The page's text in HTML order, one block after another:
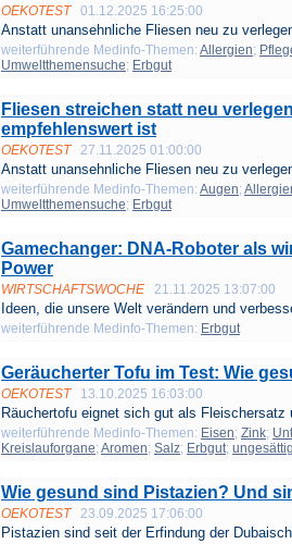
OEKOTEST 01.12.2025 16:25:00
Anstatt unansehnliche Fliesen neu zu
weiterführende Medinfo-Themen: Allergien;
Umweltthemensuche; Erbgut
Fliesen streichen statt neu
empfehlenswert ist
OEKOTEST 27.11.2025 01:00:00
Anstatt unansehnliche Fliesen neu zu
weiterführende Medinfo-Themen: Augen;
Umweltthemensuche; Erbgut
Gamechanger: DNA-Roboter als
Power
WIRTSCHAFTSWOCHE 21.11.2025 13:07:00
Ideen, die unsere Welt verändern und
weiterführende Medinfo-Themen: Erbgut
Geräucherter Tofu im Test: Wie
OEKOTEST 13.10.2025 16:03:00
Räuchertofu eignet sich gut als Fleischersatz
weiterführende Medinfo-Themen: Eisen; Zink;
Kreislauforgane; Aromen; Salz; Erbgut;
Wie gesund sind Pistazien? Und
OEKOTEST 23.09.2025 17:06:00
Pistazien sind seit der Erfindung der